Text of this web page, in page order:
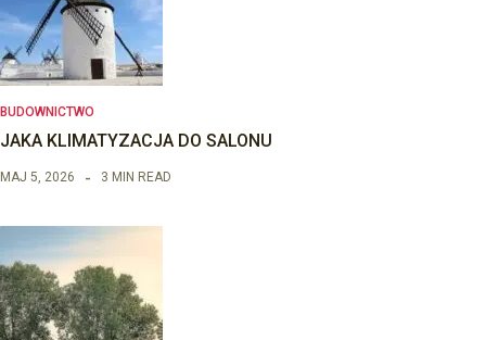
BUDOWNICTWO
JAKA KLIMATYZACJA DO SALONU
MAJ 5, 2026 3 MIN READ